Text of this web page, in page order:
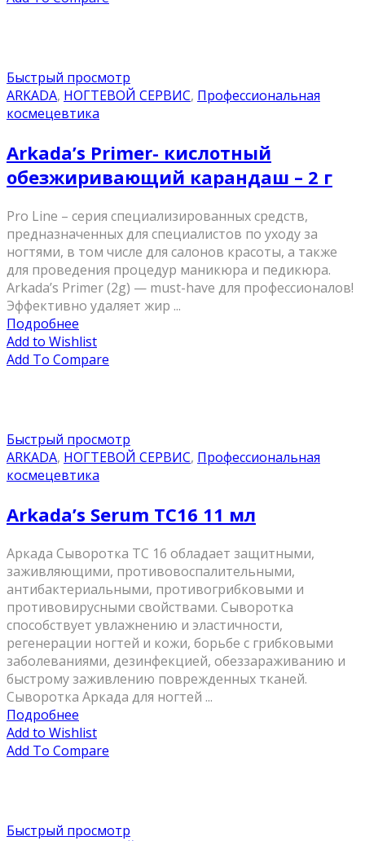
Быстрый просмотр
ARKADA, НОГТЕВОЙ СЕРВИС, Профессиональная
космецевтика
Arkada’s Primer- кислотный
обезжиривающий карандаш – 2 г
Pro Line – серия специализированных средств,
предназначенных для специалистов по уходу за
ногтями, в том числе для салонов красоты, а также
для проведения процедур маникюра и педикюра.
Arkada’s Primer (2g) — must-have для профессионалов!
Эффективно удаляет жир ...
Подробнее
Add to Wishlist
Add To Compare
Быстрый просмотр
ARKADA, НОГТЕВОЙ СЕРВИС, Профессиональная
космецевтика
Arkada’s Serum TC16 11 мл
Аркада Сыворотка ТС 16 обладает защитными,
заживляющими, противовоспалительными,
антибактериальными, противогрибковыми и
противовирусными свойствами. Сыворотка
способствует увлажнению и эластичности,
регенерации ногтей и кожи, борьбе с грибковыми
заболеваниями, дезинфекцией, обеззараживанию и
быстрому заживлению поврежденных тканей.
Сыворотка Аркада для ногтей ...
Подробнее
Add to Wishlist
Add To Compare
Быстрый просмотр